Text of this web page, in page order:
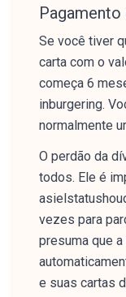
Se você tiver
carta com o
começa 6
inburgering.
normalmente
O perdão da
todos. Ele é
vezes para
presuma que
e suas cartas